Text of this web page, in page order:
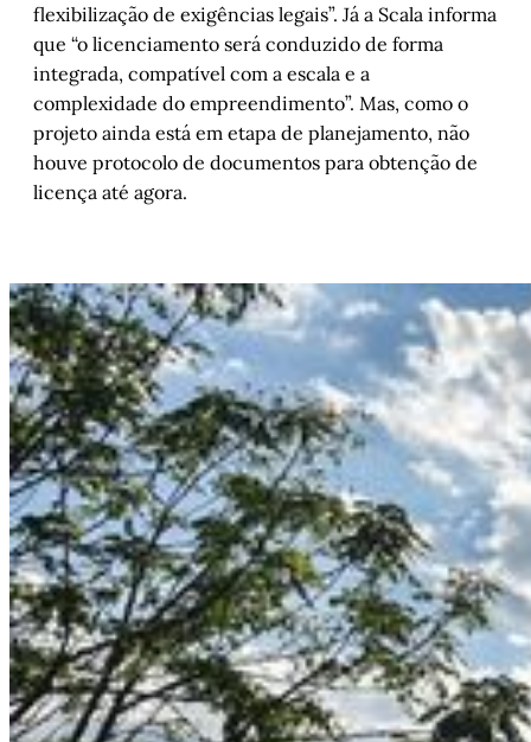
flexibilização de exigências legais”. Já a Scala informa
que “o licenciamento será conduzido de forma
integrada, compatível com a escala e a
complexidade do empreendimento”. Mas, como o
projeto ainda está em etapa de planejamento, não
houve protocolo de documentos para obtenção de
licença até agora.